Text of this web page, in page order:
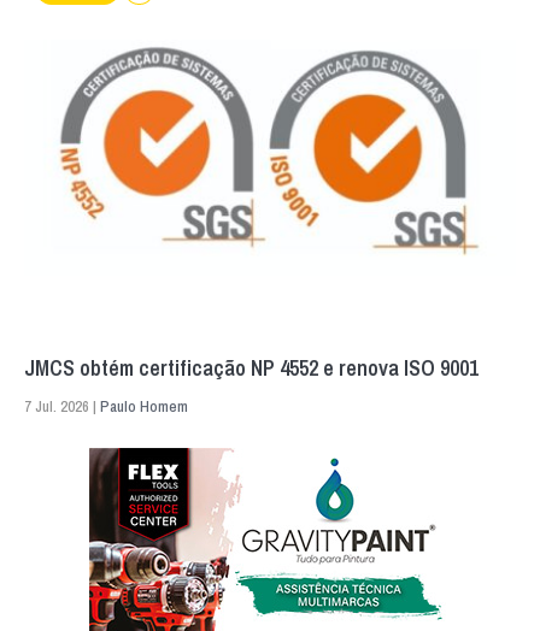
JMCS obtém certificação NP 4552 e renova ISO 9001
7 Jul. 2026 | Paulo Homem